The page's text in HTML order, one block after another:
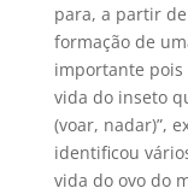
para, a partir
formação de
importante pois
vida do inseto
(voar, nadar)”,
identificou
vida do ovo do